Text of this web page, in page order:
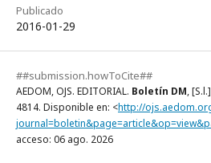
Publicado
2016-01-29
##submission.howToCite##
AEDOM, OJS. EDITORIAL. Boletín DM,
4814. Disponible en: <http://
acceso: 06 ago. 2026